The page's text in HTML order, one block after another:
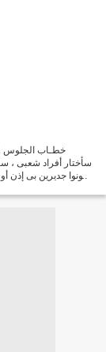
سأختار أفراد شعبى ،
تكونوا جديرين بى